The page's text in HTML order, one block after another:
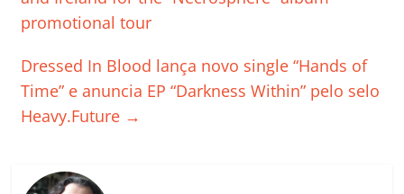
o
k
a
ss
ro
k
ar
promotional tour
Dressed In Blood lança novo single “Hands of
Time” e anuncia EP “Darkness Within” pelo selo
Heavy.Future →